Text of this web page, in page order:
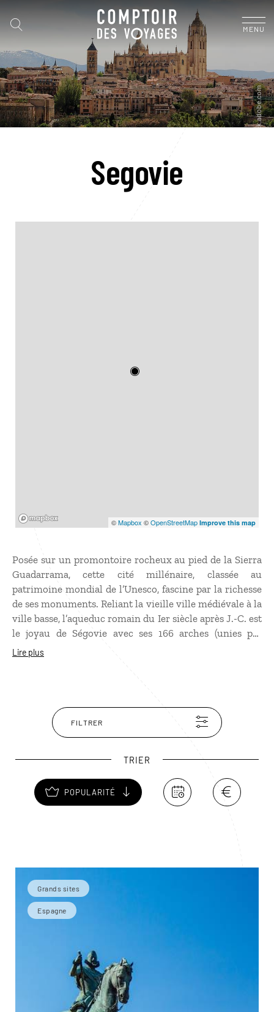
MENU
Segovie
©Mapbox ©OpenStreetMap Improve this map
Posée sur un promontoire rocheux au pied de la Sierra
Guadarrama, cette cité millénaire, classée au
patrimoine mondial de l’Unesco, fascine par la richesse
de ses monuments. Reliant la vieille ville médiévale à la
ville basse, l’aqueduc romain du Ier siècle après J.-C. est
le joyau de Ségovie avec ses 166 arches (unies par
aucun mortier) de 28 m de haut. Dans la ville haute, il y
de haut qui semble s’élancer dans le vide. La vue y est à
couper le souffle.
Lire plus
FILTRER
TRIER
POPULARITÉ
Grands sites
Espagne